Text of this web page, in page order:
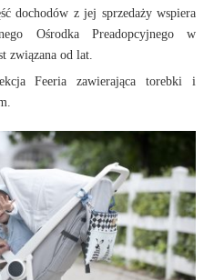
dochodów z jej sprzedaży wspiera
Ośrodka Preadopcyjnego w
związana od lat.
Feeria zawierająca torebki i